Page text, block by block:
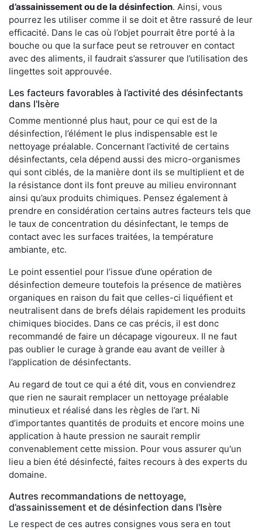
d’assainissement ou de la désinfection. Ainsi, vous
pourrez les utiliser comme il se doit et être rassuré de leur
efficacité. Dans le cas où l’objet pourrait être porté à la
bouche ou que la surface peut se retrouver en contact
avec des aliments, il faudrait s’assurer que l’utilisation des
lingettes soit approuvée.
Les facteurs favorables à l’activité des désinfectants
dans l'Isère
Comme mentionné plus haut, pour ce qui est de la
désinfection, l’élément le plus indispensable est le
nettoyage préalable. Concernant l’activité de certains
désinfectants, cela dépend aussi des micro-organismes
qui sont ciblés, de la manière dont ils se multiplient et de
la résistance dont ils font preuve au milieu environnant
ainsi qu’aux produits chimiques. Pensez également à
prendre en considération certains autres facteurs tels que
le taux de concentration du désinfectant, le temps de
contact avec les surfaces traitées, la température
ambiante, etc.
Le point essentiel pour l’issue d’une opération de
désinfection demeure toutefois la présence de matières
organiques en raison du fait que celles-ci liquéfient et
neutralisent dans de brefs délais rapidement les produits
chimiques biocides. Dans ce cas précis, il est donc
recommandé de faire un décapage vigoureux. Il ne faut
pas oublier le curage à grande eau avant de veiller à
l’application de désinfectants.
Au regard de tout ce qui a été dit, vous en conviendrez
que rien ne saurait remplacer un nettoyage préalable
minutieux et réalisé dans les règles de l’art. Ni
d’importantes quantités de produits et encore moins une
application à haute pression ne saurait remplir
convenablement cette mission. Pour vous assurer qu'un
lieu a bien été désinfecté, faites recours à des experts du
domaine.
Autres recommandations de nettoyage,
d’assainissement et de désinfection dans l'Isère
Le respect de ces autres consignes vous sera en tout